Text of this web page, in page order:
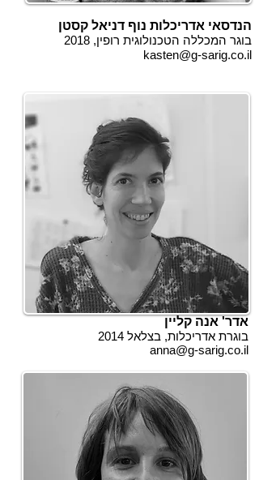
הנדסאי אדריכלות נוף דניאל קסטן
בוגר המכללה הטכנולוגית רופין, 2018
kasten@g-sarig.co.il
אדר' אנה קליין
בוגרת אדריכלות, בצלאל 2014
anna@g-sarig.co.il